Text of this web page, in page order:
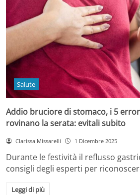
Salute
Addio bruciore di stomaco, i 5
rovinano la serata: evitali subito
Clarissa Missarelli 1 Dicembre 2025
Durante le festività il reflusso
consigli degli esperti per
Leggi di più